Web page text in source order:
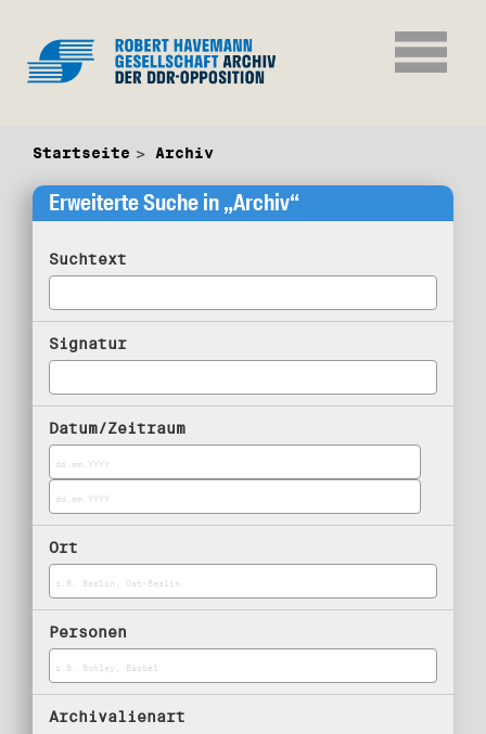
Startseite Archiv
Erweiterte Suche in „Archiv“
Suchtext
Signatur
Datum/Zeitraum
Ort
Personen
Archivalienart